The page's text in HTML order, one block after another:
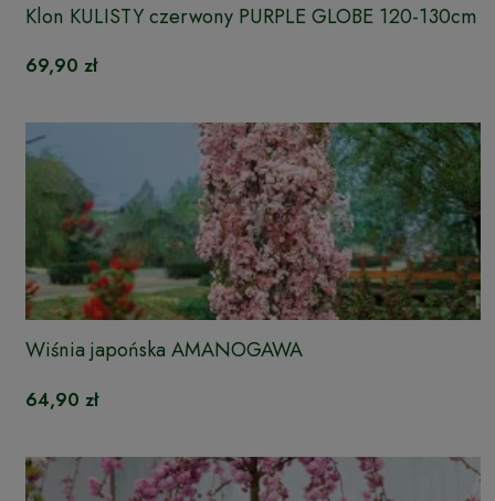
Klon KULISTY czerwony PURPLE GLOBE 120-130cm
69,90 zł
Wiśnia japońska AMANOGAWA
64,90 zł